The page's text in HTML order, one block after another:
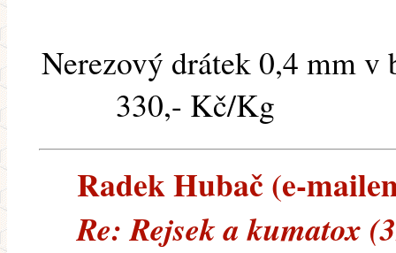
Nerezový drátek 0,4 mm v
330,- Kč/Kg
Radek Hubač (e-
Re: Rejsek a kumatox